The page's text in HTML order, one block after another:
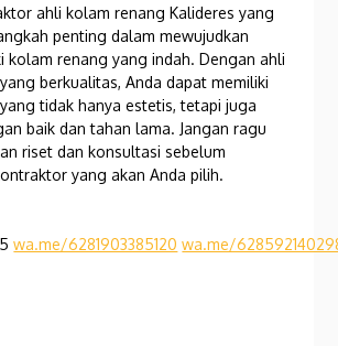
ahli kolam renang Kalideres yang
penting dalam mewujudkan
kolam renang yang indah. Dengan ahli
berkualitas, Anda dapat memiliki
tidak hanya estetis, tetapi juga
baik dan tahan lama. Jangan ragu
riset dan konsultasi sebelum
yang akan Anda pilih.
wa.me/6281903385120 wa.me/